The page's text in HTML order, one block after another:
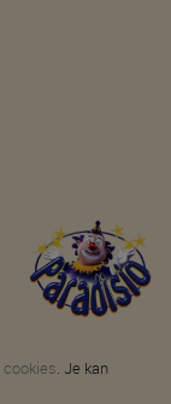
cookies. Je kan